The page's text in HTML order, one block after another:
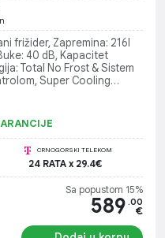
frižider, Zapremina: 216l
40 dB, Kapacitet
Total No Frost & Sistem
Super Cooling
CRNOGORSKI TELEKOM
24 RATA x 29.4€
Sa popustom 15%
589 .00
€